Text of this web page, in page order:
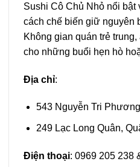
Sushi Cô Chủ Nhỏ nổi
cách chế biến giữ nguyên
Không gian quán trẻ
cho những buổi hẹn hò
Địa chỉ:
543 Nguyễn Tri
249 Lạc Long Quân,
Điện thoại: 0969 205 238